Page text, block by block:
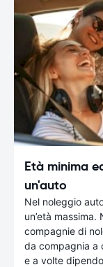
Età minima
un'auto
Nel noleggio
un’età
compagnie di
da compagnia a
e a volte